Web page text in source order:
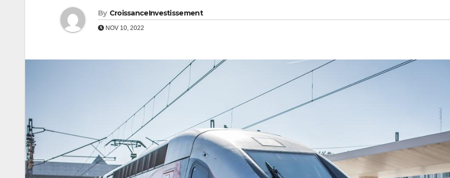
By CroissanceInvestissement
NOV 10, 2022